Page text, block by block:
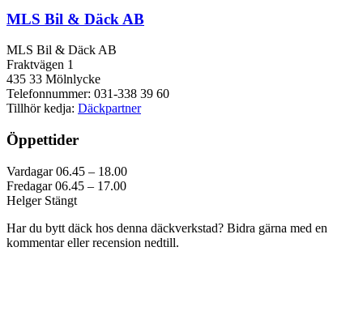
MLS Bil & Däck AB
MLS Bil & Däck AB
Fraktvägen 1
435 33 Mölnlycke
Telefonnummer: 031-338 39 60
Tillhör kedja: Däckpartner
Öppettider
Vardagar 06.45 – 18.00
Fredagar 06.45 – 17.00
Helger Stängt
Har du bytt däck hos denna däckverkstad? Bidra gärna med en
kommentar eller recension nedtill.